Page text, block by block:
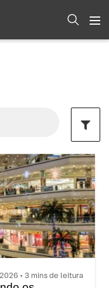
• 3 mins de leitura